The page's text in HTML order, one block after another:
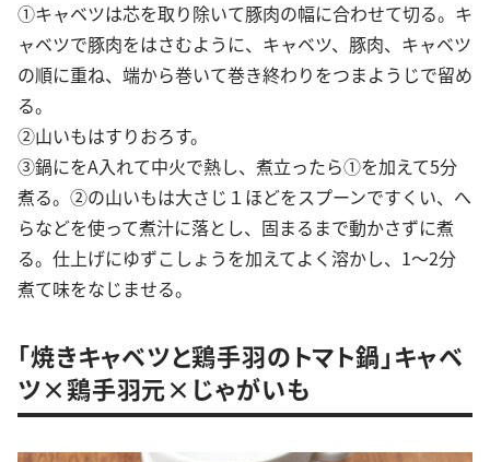
①キャベツは芯を取り除いて豚肉の幅に合わせて切る。キ
ャベツで豚肉をはさむように、キャベツ、豚肉、キャベツ
の順に重ね、端から巻いて巻き終わりをつまようじで留め
る。
②山いもはすりおろす。
③鍋にをA入れて中火で熱し、煮立ったら①を加えて5分
煮る。②の山いもは大さじ１ほどをスプーンですくい、へ
らなどを使って煮汁に落とし、固まるまで動かさずに煮
る。仕上げにゆずこしょうを加えてよく溶かし、1～2分
煮て味をなじませる。
「焼きキャベツと鶏手羽のトマト鍋」キャベ
ツ×鶏手羽元×じゃがいも